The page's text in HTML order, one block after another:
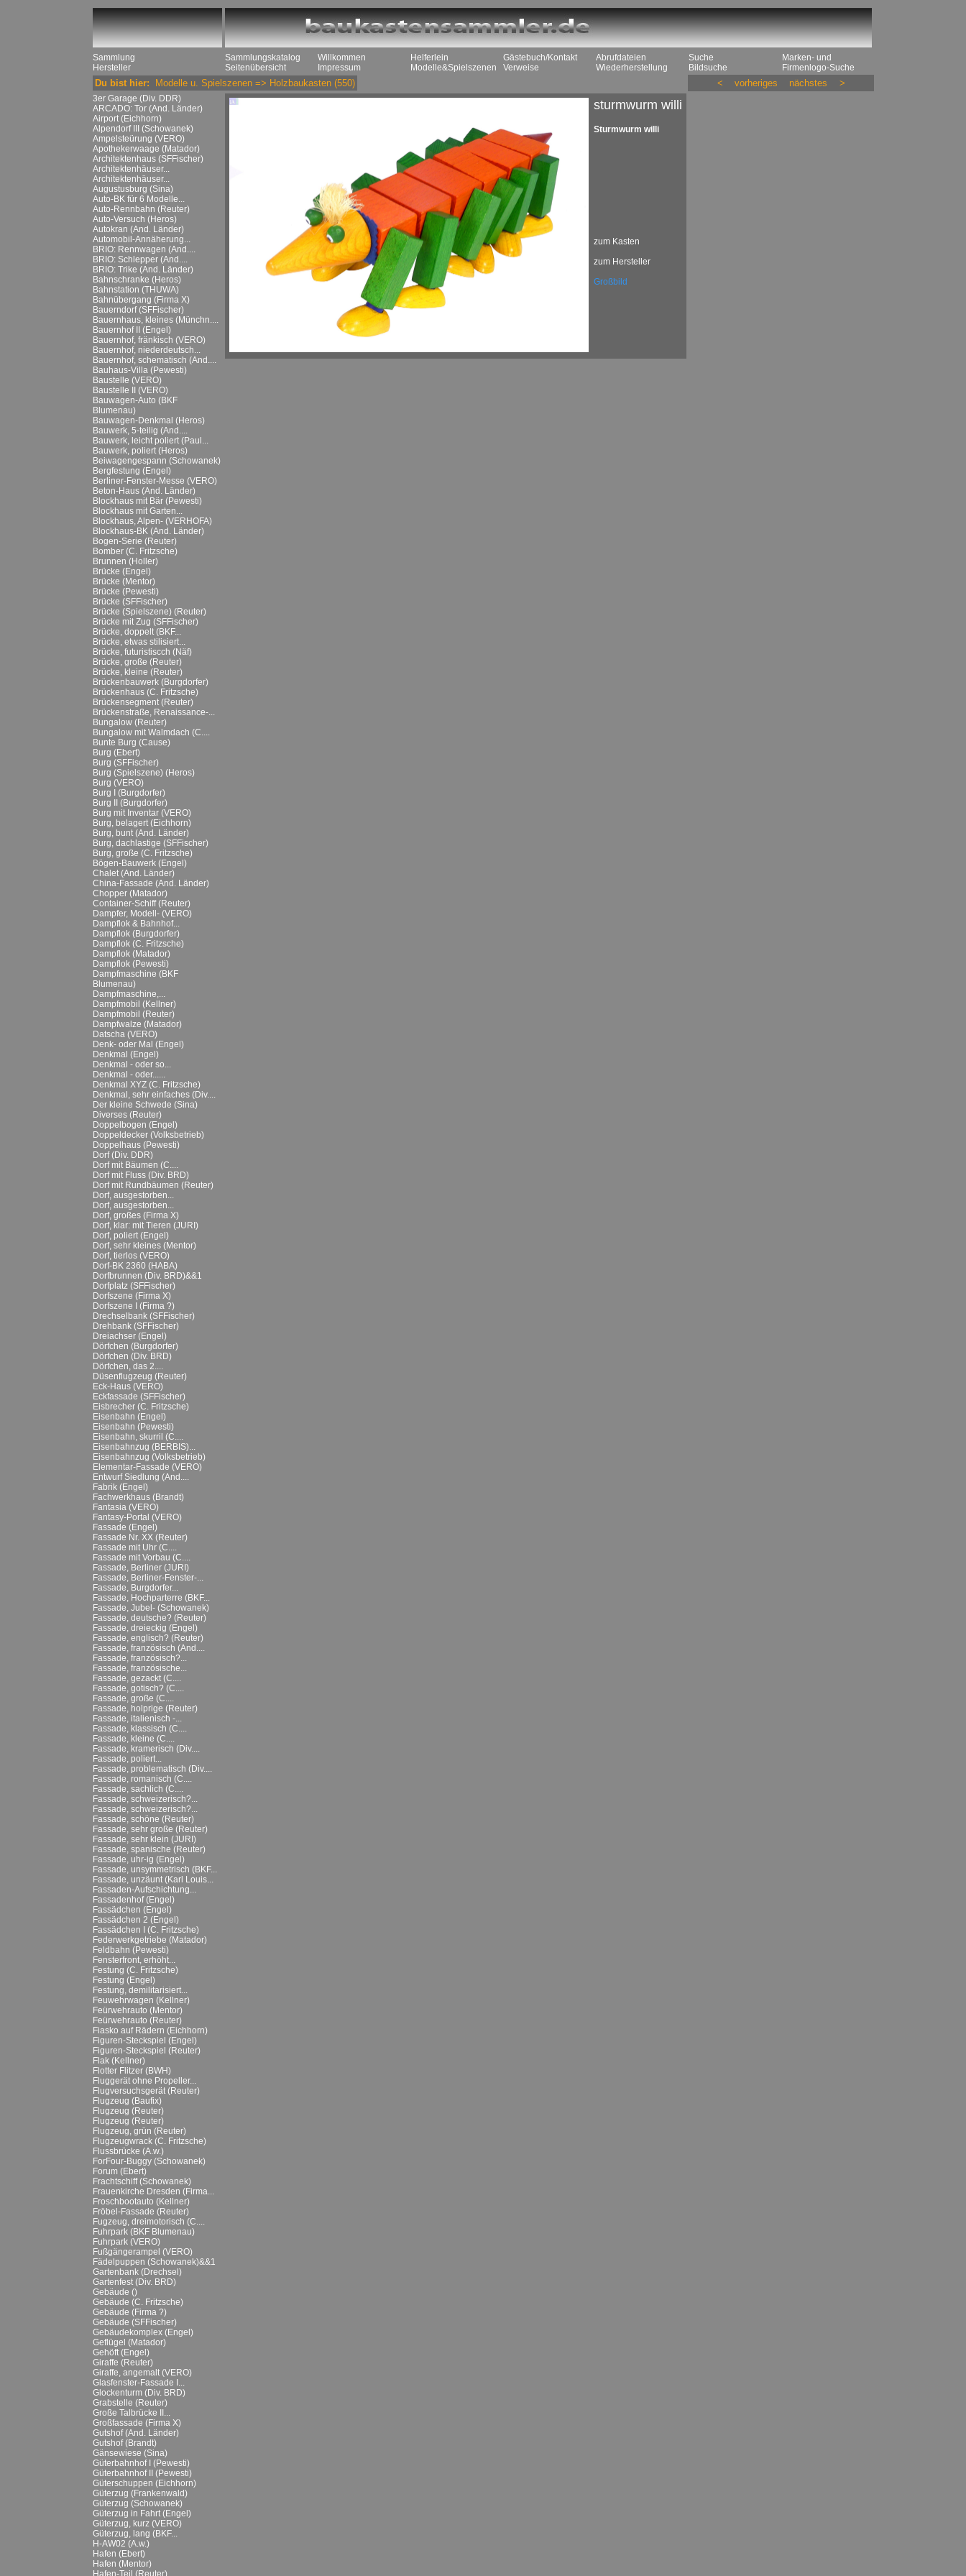
Sammlung
Hersteller
Sammlungskatalog
Seitenübersicht
Willkommen
Impressum
Helferlein
Modelle&Spielszenen
Gästebuch/Kontakt
Verweise
Abrufdateien
Wiederherstellung
Suche
Bildsuche
Marken- und
Firmenlogo-Suche
Du bist hier: Modelle u. Spielszenen => Holzbaukasten (550) < vorheriges nächstes >
3er Garage (Div. DDR)
ARCADO: Tor (And. Länder)
Airport (Eichhorn)
Alpendorf III (Schowanek)
Ampelsteürung (VERO)
Apothekerwaage (Matador)
Architektenhaus (SFFischer)
Architektenhäuser...
Architektenhäuser...
Augustusburg (Sina)
Auto-BK für 6 Modelle...
Auto-Rennbahn (Reuter)
Auto-Versuch (Heros)
Autokran (And. Länder)
Automobil-Annäherung...
BRIO: Rennwagen (And....
BRIO: Schlepper (And....
BRIO: Trike (And. Länder)
Bahnschranke (Heros)
Bahnstation (THUWA)
Bahnübergang (Firma X)
Bauerndorf (SFFischer)
Bauernhaus, kleines (Münchn....
Bauernhof II (Engel)
Bauernhof, fränkisch (VERO)
Bauernhof, niederdeutsch...
Bauernhof, schematisch (And....
Bauhaus-Villa (Pewesti)
Baustelle (VERO)
Baustelle II (VERO)
Bauwagen-Auto (BKF
Blumenau)
Bauwagen-Denkmal (Heros)
Bauwerk, 5-teilig (And....
Bauwerk, leicht poliert (Paul...
Bauwerk, poliert (Heros)
Beiwagengespann (Schowanek)
Bergfestung (Engel)
Berliner-Fenster-Messe (VERO)
Beton-Haus (And. Länder)
Blockhaus mit Bär (Pewesti)
Blockhaus mit Garten...
Blockhaus, Alpen- (VERHOFA)
Blockhaus-BK (And. Länder)
Bogen-Serie (Reuter)
Bomber (C. Fritzsche)
Brunnen (Holler)
Brücke (Engel)
Brücke (Mentor)
Brücke (Pewesti)
Brücke (SFFischer)
Brücke (Spielszene) (Reuter)
Brücke mit Zug (SFFischer)
Brücke, doppelt (BKF...
Brücke, etwas stilisiert...
Brücke, futuristiscch (Näf)
Brücke, große (Reuter)
Brücke, kleine (Reuter)
Brückenbauwerk (Burgdorfer)
Brückenhaus (C. Fritzsche)
Brückensegment (Reuter)
Brückenstraße, Renaissance-...
Bungalow (Reuter)
Bungalow mit Walmdach (C....
Bunte Burg (Cause)
Burg (Ebert)
Burg (SFFischer)
Burg (Spielszene) (Heros)
Burg (VERO)
Burg I (Burgdorfer)
Burg II (Burgdorfer)
Burg mit Inventar (VERO)
Burg, belagert (Eichhorn)
Burg, bunt (And. Länder)
Burg, dachlastige (SFFischer)
Burg, große (C. Fritzsche)
Bögen-Bauwerk (Engel)
Chalet (And. Länder)
China-Fassade (And. Länder)
Chopper (Matador)
Container-Schiff (Reuter)
Dampfer, Modell- (VERO)
Dampflok & Bahnhof...
Dampflok (Burgdorfer)
Dampflok (C. Fritzsche)
Dampflok (Matador)
Dampflok (Pewesti)
Dampfmaschine (BKF
Blumenau)
Dampfmaschine,...
Dampfmobil (Kellner)
Dampfmobil (Reuter)
Dampfwalze (Matador)
Datscha (VERO)
Denk- oder Mal (Engel)
Denkmal (Engel)
Denkmal - oder so...
Denkmal - oder......
Denkmal XYZ (C. Fritzsche)
Denkmal, sehr einfaches (Div....
Der kleine Schwede (Sina)
Diverses (Reuter)
Doppelbogen (Engel)
Doppeldecker (Volksbetrieb)
Doppelhaus (Pewesti)
Dorf (Div. DDR)
Dorf mit Bäumen (C....
Dorf mit Fluss (Div. BRD)
Dorf mit Rundbäumen (Reuter)
Dorf, ausgestorben...
Dorf, ausgestorben...
Dorf, großes (Firma X)
Dorf, klar: mit Tieren (JURI)
Dorf, poliert (Engel)
Dorf, sehr kleines (Mentor)
Dorf, tierlos (VERO)
Dorf-BK 2360 (HABA)
Dorfbrunnen (Div. BRD)&&1
Dorfplatz (SFFischer)
Dorfszene (Firma X)
Dorfszene I (Firma ?)
Drechselbank (SFFischer)
Drehbank (SFFischer)
Dreiachser (Engel)
Dörfchen (Burgdorfer)
Dörfchen (Div. BRD)
Dörfchen, das 2....
Düsenflugzeug (Reuter)
Eck-Haus (VERO)
Eckfassade (SFFischer)
Eisbrecher (C. Fritzsche)
Eisenbahn (Engel)
Eisenbahn (Pewesti)
Eisenbahn, skurril (C....
Eisenbahnzug (BERBIS)...
Eisenbahnzug (Volksbetrieb)
Elementar-Fassade (VERO)
Entwurf Siedlung (And....
Fabrik (Engel)
Fachwerkhaus (Brandt)
Fantasia (VERO)
Fantasy-Portal (VERO)
Fassade (Engel)
Fassade Nr. XX (Reuter)
Fassade mit Uhr (C....
Fassade mit Vorbau (C....
Fassade, Berliner (JURI)
Fassade, Berliner-Fenster-...
Fassade, Burgdorfer...
Fassade, Hochparterre (BKF...
Fassade, Jubel- (Schowanek)
Fassade, deutsche? (Reuter)
Fassade, dreieckig (Engel)
Fassade, englisch? (Reuter)
Fassade, französisch (And....
Fassade, französisch?...
Fassade, französische...
Fassade, gezackt (C....
Fassade, gotisch? (C....
Fassade, große (C....
Fassade, holprige (Reuter)
Fassade, italienisch -...
Fassade, klassisch (C....
Fassade, kleine (C....
Fassade, kramerisch (Div....
Fassade, poliert...
Fassade, problematisch (Div....
Fassade, romanisch (C....
Fassade, sachlich (C....
Fassade, schweizerisch?...
Fassade, schweizerisch?...
Fassade, schöne (Reuter)
Fassade, sehr große (Reuter)
Fassade, sehr klein (JURI)
Fassade, spanische (Reuter)
Fassade, uhr-ig (Engel)
Fassade, unsymmetrisch (BKF...
Fassade, unzäunt (Karl Louis...
Fassaden-Aufschichtung...
Fassadenhof (Engel)
Fassädchen (Engel)
Fassädchen 2 (Engel)
Fassädchen I (C. Fritzsche)
Federwerkgetriebe (Matador)
Feldbahn (Pewesti)
Fensterfront, erhöht...
Festung (C. Fritzsche)
Festung (Engel)
Festung, demilitarisiert...
Feuwehrwagen (Kellner)
Feürwehrauto (Mentor)
Feürwehrauto (Reuter)
Fiasko auf Rädern (Eichhorn)
Figuren-Steckspiel (Engel)
Figuren-Steckspiel (Reuter)
Flak (Kellner)
Flotter Flitzer (BWH)
Fluggerät ohne Propeller...
Flugversuchsgerät (Reuter)
Flugzeug (Baufix)
Flugzeug (Reuter)
Flugzeug (Reuter)
Flugzeug, grün (Reuter)
Flugzeugwrack (C. Fritzsche)
Flussbrücke (A.w.)
ForFour-Buggy (Schowanek)
Forum (Ebert)
Frachtschiff (Schowanek)
Frauenkirche Dresden (Firma...
Froschbootauto (Kellner)
Fröbel-Fassade (Reuter)
Fugzeug, dreimotorisch (C....
Fuhrpark (BKF Blumenau)
Fuhrpark (VERO)
Fußgängerampel (VERO)
Fädelpuppen (Schowanek)&&1
Gartenbank (Drechsel)
Gartenfest (Div. BRD)
Gebäude ()
Gebäude (C. Fritzsche)
Gebäude (Firma ?)
Gebäude (SFFischer)
Gebäudekomplex (Engel)
Geflügel (Matador)
Gehöft (Engel)
Giraffe (Reuter)
Giraffe, angemalt (VERO)
Glasfenster-Fassade I...
Glockenturm (Div. BRD)
Grabstelle (Reuter)
Große Talbrücke II...
Großfassade (Firma X)
Gutshof (And. Länder)
Gutshof (Brandt)
Gänsewiese (Sina)
Güterbahnhof I (Pewesti)
Güterbahnhof II (Pewesti)
Güterschuppen (Eichhorn)
Güterzug (Frankenwald)
Güterzug (Schowanek)
Güterzug in Fahrt (Engel)
Güterzug, kurz (VERO)
Güterzug, lang (BKF...
H-AW02 (A.w.)
Hafen (Ebert)
Hafen (Mentor)
Hafen-Teil (Reuter)
sturmwurm willi
Sturmwurm willi
zum Kasten
zum Hersteller
Großbild